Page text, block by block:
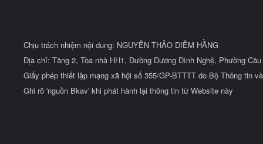
Chịu trách nhiệm nội dung: NGUYỄN THẢO DIỄM HẰNG
Địa chỉ: Tầng 2, Tòa nhà HH1, Đường Dương Đình Nghệ, Phường
Giấy phép thiết lập mạng xã hội số 355/GP-BTTTT do Bộ Thông tin
Ghi rõ 'nguồn Bkav' khi phát hành lại thông tin từ Website này